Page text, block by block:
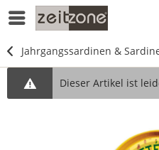
Jahrgangssardinen &
Dieser Artikel ist